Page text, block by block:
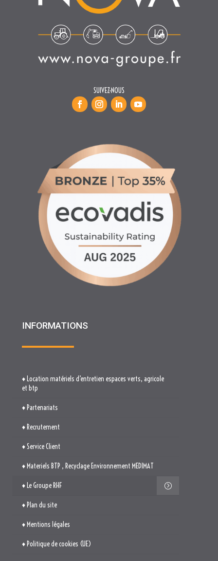
SUIVEZ-NOUS
INFORMATIONS
♦ Partenariats
♦ Recrutement
♦ Materiels BTP , Recyclage Environnement MEDIMAT
♦ Le Groupe RHF
♦ Plan du site
♦ Mentions légales
♦ Politique de cookies (UE)
TROUVEZ-NOUS
514. Avenue Jean Monnet